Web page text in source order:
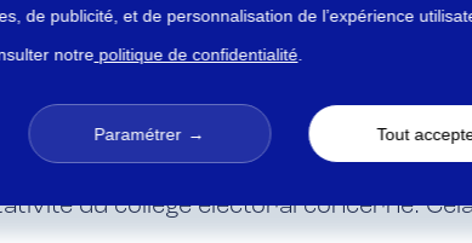
aux élections professionnelles et de
électoral
de la façon suivante : chaque
du collège électoral concerné.
de publicité, et de personnalisation de l’expérience
notre politique de confidentialité
Paramétrer Tout